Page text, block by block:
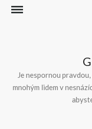
Skip
Je nespornou
mnohým lidem v